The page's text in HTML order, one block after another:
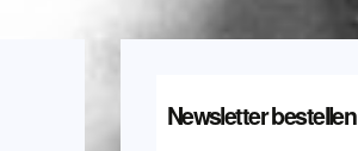
Newsletter bestellen